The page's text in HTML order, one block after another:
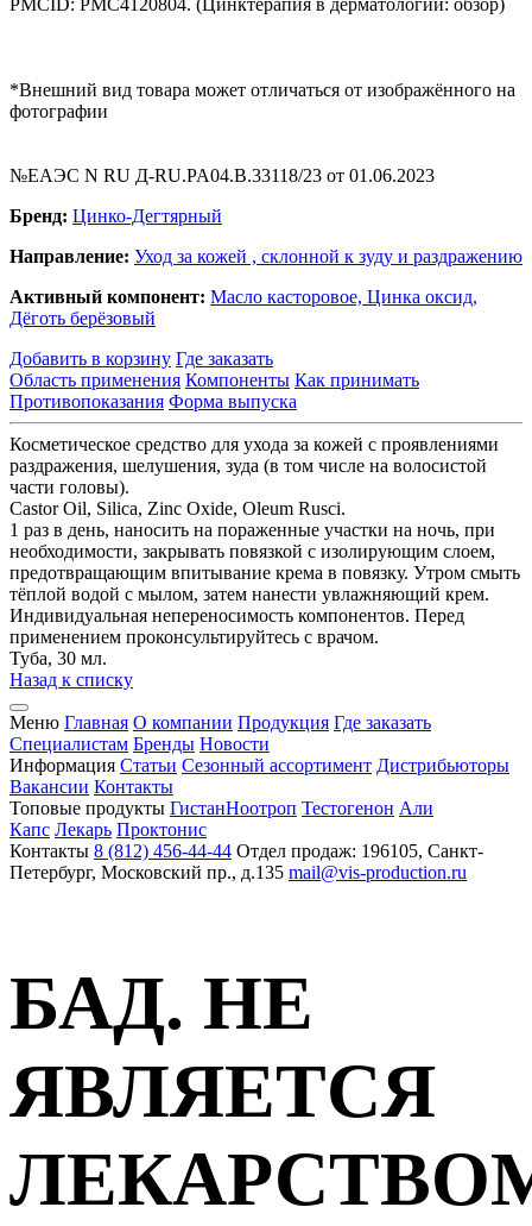
*Внешний вид товара может отличаться от изображённого на
фотографии
№ЕАЭС N RU Д-RU.PA04.В.33118/23 от 01.06.2023
Бренд: Цинко-Дегтярный
Направление: Уход за кожей , склонной к зуду и раздражению
Активный компонент: Масло касторовое, Цинка оксид,
Дёготь берёзовый
Добавить в корзину Где заказать
Область применения Компоненты Как принимать
Противопоказания Форма выпуска
Косметическое средство для ухода за кожей с проявлениями
раздражения, шелушения, зуда (в том числе на волосистой
части головы).
Castor Oil, Silica, Zinc Oxide, Oleum Rusci.
1 раз в день, наносить на пораженные участки на ночь, при
необходимости, закрывать повязкой с изолирующим слоем,
предотвращающим впитывание крема в повязку. Утром смыть
тёплой водой с мылом, затем нанести увлажняющий крем.
Индивидуальная непереносимость компонентов. Перед
применением проконсультируйтесь с врачом.
Туба, 30 мл.
Назад к списку
Меню Главная О компании Продукция Где заказать
Специалистам Бренды Новости
Информация Статьи Сезонный ассортимент Дистрибьюторы
Вакансии Контакты
Топовые продукты ГистанНоотроп Тестогенон Али
Капс Лекарь Проктонис
Контакты 8 (812) 456-44-44 Отдел продаж: 196105, Санкт-
Петербург, Московский пр., д.135 mail@vis-production.ru
БАД. НЕ
ЯВЛЯЕТСЯ